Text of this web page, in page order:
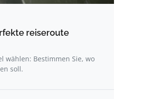
reiseroute
wählen: Bestimmen Sie, wo
soll.